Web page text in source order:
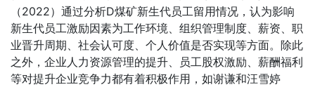
（2022）通过分析D煤矿新生代员工留用情况，认为影响
新生代员工激励因素为工作环境、组织管理制度、薪资、职
业晋升周期、社会认可度、个人价值是否实现等方面。除此
之外，企业人力资源管理的提升、员工股权激励、薪酬福利
等对提升企业竞争力都有着积极作用，如谢谦和汪雪婷